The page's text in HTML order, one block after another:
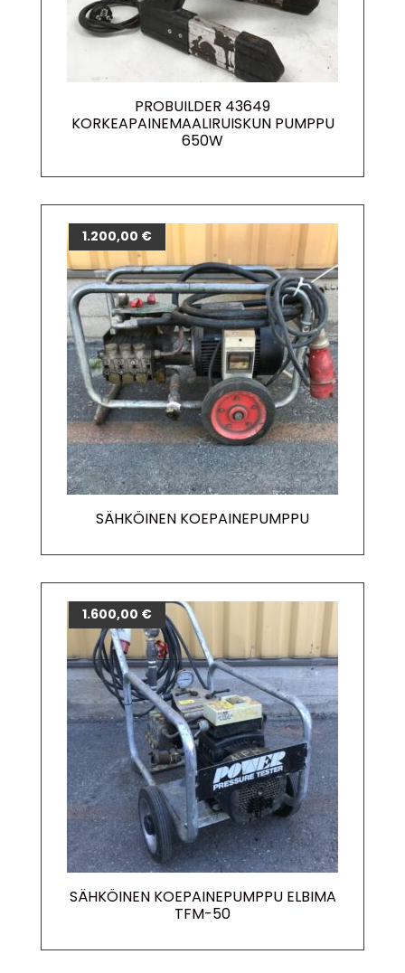
PROBUILDER 43649
KORKEAPAINEMAALIRUISKUN PUMPPU
650W
SÄHKÖINEN KOEPAINEPUMPPU
1.200,00 €
SÄHKÖINEN KOEPAINEPUMPPU ELBIMA
TFM-50
1.600,00 €